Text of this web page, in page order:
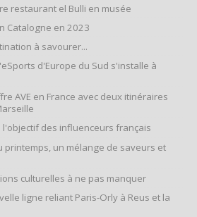
restaurant el Bulli en musée
Catalogne en 2023
à savourer...
d'Europe du Sud s'installe à
AVE en France avec deux itinéraires
l'objectif des influenceurs français
printemps, un mélange de saveurs et
culturelles à ne pas manquer
ligne reliant Paris-Orly à Reus et la